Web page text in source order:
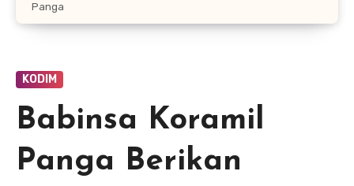
Panga
KODIM
Babinsa Koramil
Panga Berikan